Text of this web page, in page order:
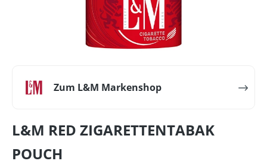
Zum L&M Markenshop
L&M RED ZIGARETTENTABAK
POUCH